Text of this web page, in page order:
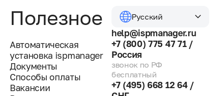
Полезное
Автоматическая
установка ispmanager
Документы
Способы оплаты
Вакансии
Русский
help@ispmanager.ru
+7 (800) 775 47 71 /
Россия
звонок по РФ
бесплатный
+7 (495) 668 12 64 /